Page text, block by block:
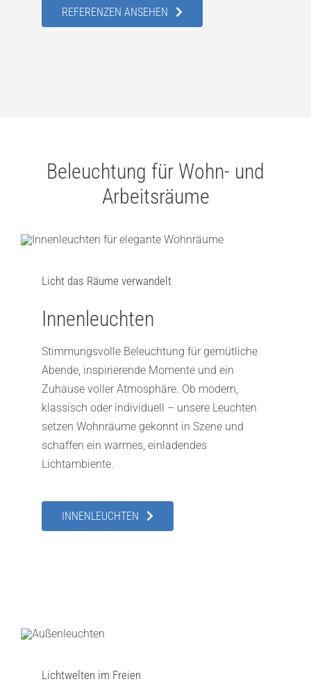
REFERENZEN ANSEHEN
Beleuchtung für Wohn- und
Arbeitsräume
Licht das Räume verwandelt
Innenleuchten
Stimmungsvolle Beleuchtung für gemütliche
Abende, inspirierende Momente und ein
Zuhause voller Atmosphäre. Ob modern,
klassisch oder individuell – unsere Leuchten
setzen Wohnräume gekonnt in Szene und
schaffen ein warmes, einladendes
Lichtambiente.
INNENLEUCHTEN
Lichtwelten im Freien